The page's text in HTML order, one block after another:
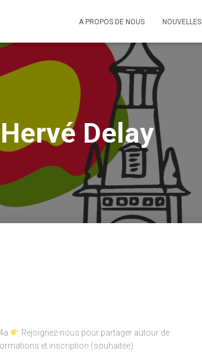
A PROPOS DE NOUS NOUVELLES
Hervé Delay
Rejoignez-nous pour partager autour de
et inscription (souhaitée):